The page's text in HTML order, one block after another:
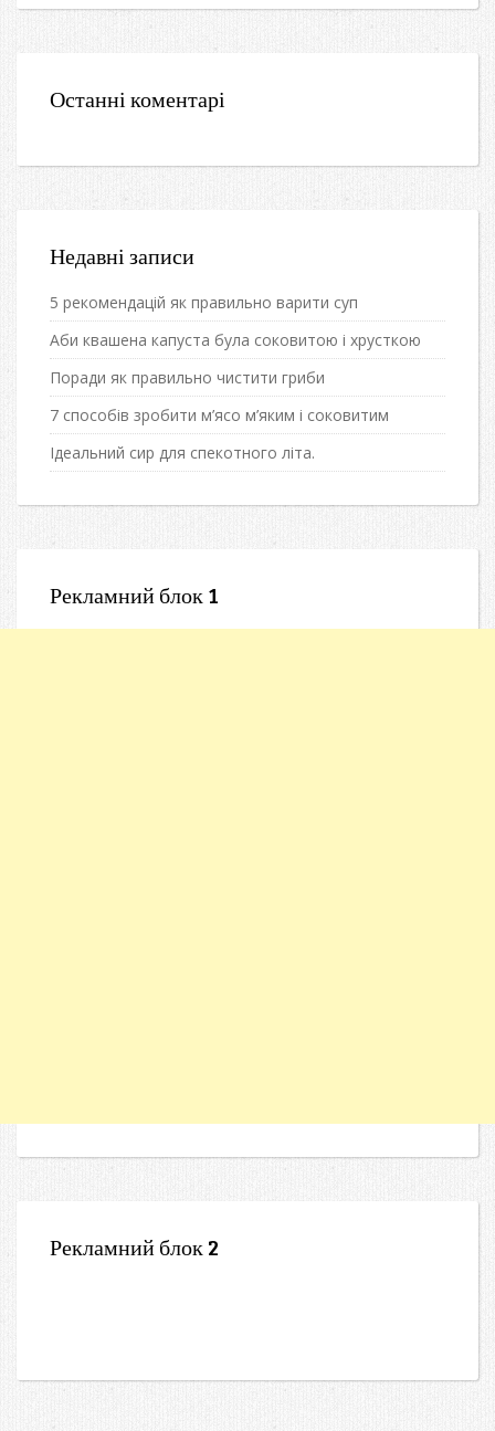
Останні коментарі
Недавні записи
5 рекомендацій як правильно варити суп
Аби квашена капуста була соковитою і хрусткою
Поради як правильно чистити гриби
7 способів зробити м’ясо м’яким і соковитим
Ідеальний сир для спекотного літа.
Рекламний блок 1
Рекламний блок 2